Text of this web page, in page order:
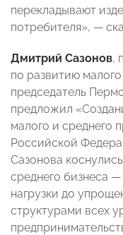
перекладывают
потребителя», —
Дмитрий Сазонов,
по развитию
председатель
предложил
малого и среднего
Российской
Сазонова
среднего бизнеса
нагрузки до
структурами всех